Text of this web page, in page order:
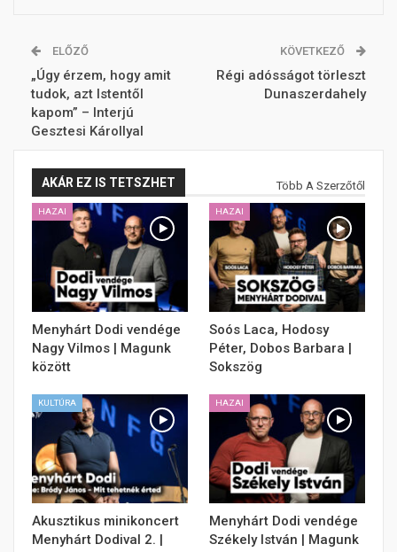
ELŐZŐ
„Úgy érzem, hogy amit
tudok, azt Istentől
kapom” – Interjú
Gesztesi Károllyal
KÖVETKEZŐ
Régi adósságot törleszt
Dunaszerdahely
AKÁR EZ IS TETSZHET Több A Szerzőtől
HAZAI
Menyhárt Dodi vendége
Nagy Vilmos | Magunk
között
HAZAI
Soós Laca, Hodosy
Péter, Dobos Barbara |
Sokszög
KULTÚRA
Akusztikus minikoncert
Menyhárt Dodival 2. |
HAZAI
Menyhárt Dodi vendége
Székely István | Magunk